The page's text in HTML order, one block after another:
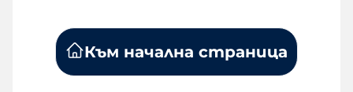
Към начална страница